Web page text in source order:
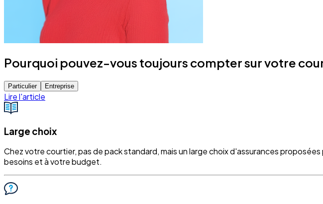
Pourquoi pouvez-vous toujours compter sur votre
Particulier Entreprise
Lire l'article
Large choix
Chez votre courtier, pas de pack standard, mais un large choix d'assurances
besoins et à votre budget.